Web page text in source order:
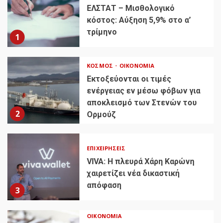
1
ΕΛΣΤΑΤ – Μισθολογικό
κόστος: Αύξηση 5,9% στο α’
τρίμηνο
2
ΚΌΣΜΟΣ ΟΙΚΟΝΟΜΊΑ
Εκτοξεύονται οι τιμές
ενέργειας εν μέσω φόβων για
αποκλεισμό των Στενών του
Ορμούζ
3
ΕΠΙΧΕΙΡΉΣΕΙΣ
VIVA: Η πλευρά Χάρη Καρώνη
χαιρετίζει νέα δικαστική
απόφαση
ΟΙΚΟΝΟΜΊΑ